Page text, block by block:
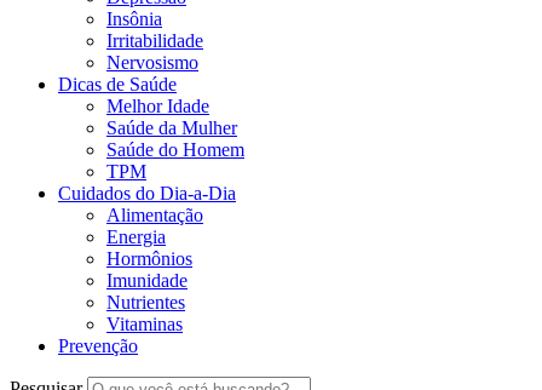
Insônia
Irritabilidade
Nervosismo
Dicas de Saúde
Melhor Idade
Saúde da Mulher
Saúde do Homem
TPM
Cuidados do Dia-a-Dia
Alimentação
Energia
Hormônios
Imunidade
Nutrientes
Vitaminas
Prevenção